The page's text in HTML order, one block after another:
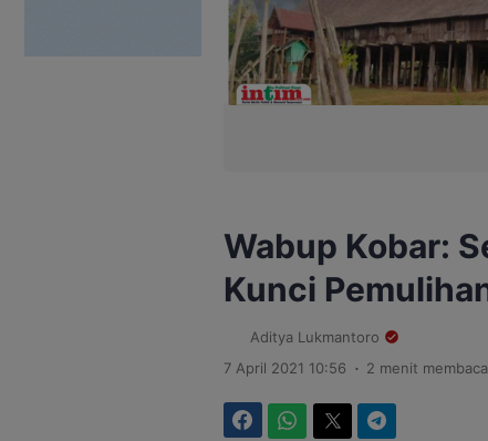
Wabup Kobar:
Kunci
Aditya Lukmantoro
7 April 2021 10:56 . 2 menit membaca